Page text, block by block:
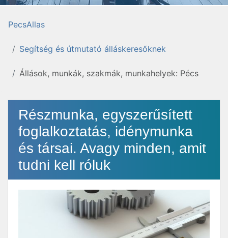
PecsAllas
Segítség és útmutató álláskeresőknek
Állások, munkák, szakmák, munkahelyek: Pécs
Részmunka, egyszerűsített
foglalkoztatás, idénymunka
és társai. Avagy minden, amit
tudni kell róluk